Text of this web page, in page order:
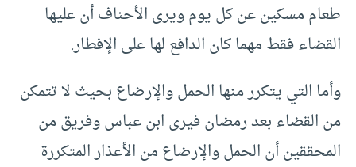
طعام مسكين عن كل يوم ويرى الأحناف أن عليها
القضاء فقط مهما كان الدافع لها على الإفطار.
وأما التي يتكرر منها الحمل والإرضاع بحيث لا تتمكن
من القضاء بعد رمضان فيرى ابن عباس وفريق من
المحققين أن الحمل والإرضاع من الأعذار المتكررة